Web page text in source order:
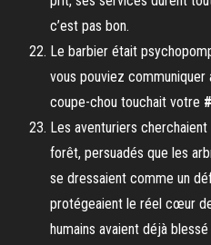
c’est pas bon.
Le barbier était
vous pouviez
coupe-chou touchait votre
Les aventuriers
forêt, persuadés que les
se dressaient comme un
protégeaient le réel cœur
humains avaient déjà